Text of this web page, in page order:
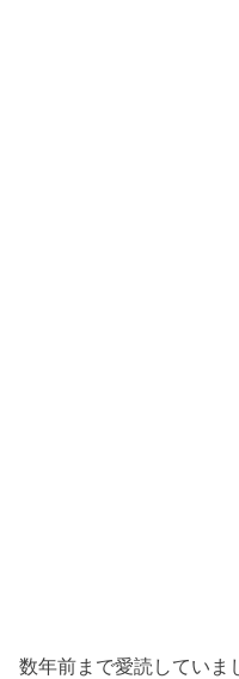
数年前まで愛読していま